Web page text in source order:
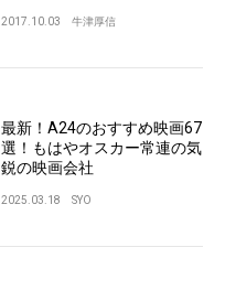
2017.10.03 牛津厚信
最新！A24のおすすめ映画67
選！もはやオスカー常連の気
鋭の映画会社
2025.03.18 SYO